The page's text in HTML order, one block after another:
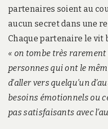
partenaires soient au
aucun secret dans une
Chaque partenaire le vit
« on tombe très
personnes qui ont le
d’aller vers quelqu’un
besoins émotionnels ou
pas satisfaisants avec